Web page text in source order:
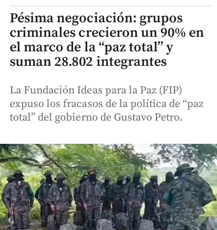
Pésima negociación: grupos
criminales crecieron un 90% en
el marco de la “paz total” y
suman 28.802 integrantes
La Fundación Ideas para la Paz (FIP)
expuso los fracasos de la política de “paz
total” del gobierno de Gustavo Petro.